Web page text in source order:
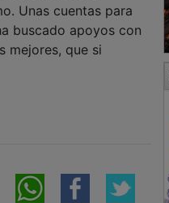
Unas cuentas para
buscado apoyos con
mejores, que si